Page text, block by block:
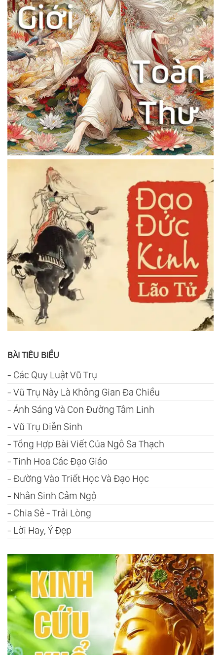
BÀI TIÊU BIỂU
- Các Quy Luật Vũ Trụ
- Vũ Trụ Này Là Không Gian Đa Chiều
- Ánh Sáng Và Con Đường Tâm Linh
- Vũ Trụ Diễn Sinh
- Tổng Hợp Bài Viết Của Ngô Sa Thạch
- Tinh Hoa Các Đạo Giáo
- Đường Vào Triết Học Và Đạo Học
- Nhân Sinh Cảm Ngộ
- Chia Sẻ - Trải Lòng
- Lời Hay, Ý Đẹp